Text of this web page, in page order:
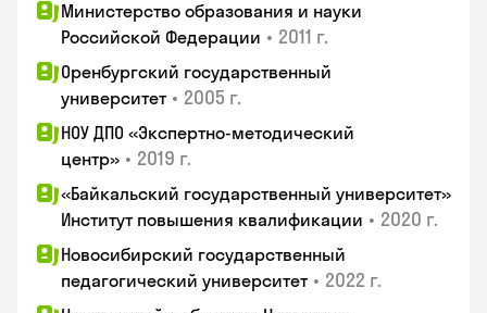
Министерство образования и науки
Российской Федерации • 2011 г.
Оренбургский государственный
университет • 2005 г.
НОУ ДПО «Экспертно-методический
центр» • 2019 г.
«Байкальский государственный университет»
Институт повышения квалификации • 2020 г.
Новосибирский государственный
педагогический университет • 2022 г.